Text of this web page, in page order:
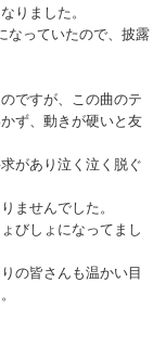
りました。
なっていたので、披露
ですが、この曲のテ
ず、動きが硬いと友
があり泣く泣く脱ぐ
ませんでした。
びしょになってまし
の皆さんも温かい目